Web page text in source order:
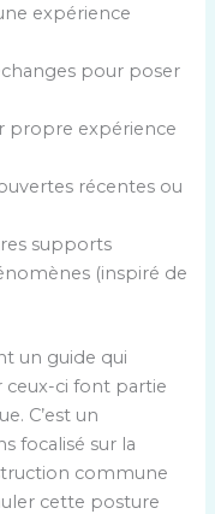
expérience
pour poser
propre expérience
récentes ou
supports
(inspiré de
un guide qui
ceux-ci font partie
C’est un
focalisé sur la
commune
cette posture